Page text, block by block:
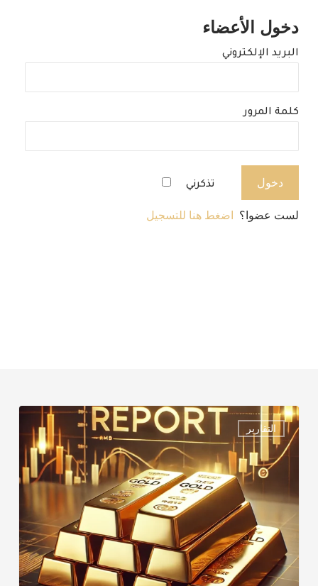
دخول الأعضاء
البريد الإلكتروني
كلمة المرور
تذكرني
لست عضوا؟ اضغط هنا للتسجيل
التقارير
الذهب
–
ليوم
الأثنــــــــــين
MONDAY
REPORT